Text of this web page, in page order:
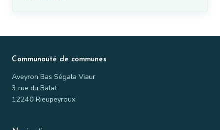
Communauté de communes
Aveyron Bas Ségala Viaur
3 rue du Balat
12240 Rieupeyroux